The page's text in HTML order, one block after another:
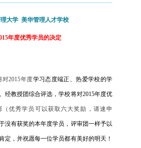
大学 美华管理人才学校
年度优秀学员的决定
2015年度学习态度端正、热爱学校的学
经教授团综合评选，学校将对2015年度优
（优秀学员可以获取六大奖励，请速申
没有获奖的本年度学员，评审团一样予以
定，并祝愿每一位学员都有美好的明天！